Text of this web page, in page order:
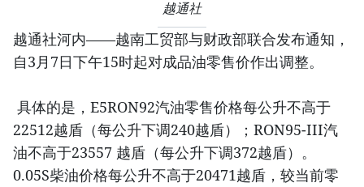
越通社
越通社河内——越南工贸部与财政部联合发布通知，
自3月7日下午15时起对成品油零售价作出调整。
具体的是，E5RON92汽油零售价格每公升不高于
22512越盾（每公升下调240越盾）；RON95-III汽
油不高于23557 越盾（每公升下调372越盾）。
0.05S柴油价格每公升不高于20471越盾，较当前零